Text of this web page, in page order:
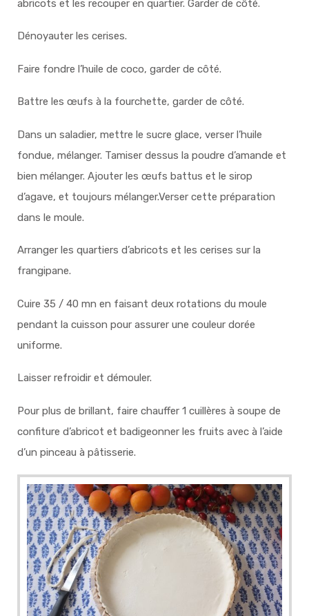
abricots et les recouper en quartier. Garder de côté.
Dénoyauter les cerises.
Faire fondre l’huile de coco, garder de côté.
Battre les œufs à la fourchette, garder de côté.
Dans un saladier, mettre le sucre glace, verser l’huile
fondue, mélanger. Tamiser dessus la poudre d’amande et
bien mélanger. Ajouter les œufs battus et le sirop
d’agave, et toujours mélanger.Verser cette préparation
dans le moule.
Arranger les quartiers d’abricots et les cerises sur la
frangipane.
Cuire 35 / 40 mn en faisant deux rotations du moule
pendant la cuisson pour assurer une couleur dorée
uniforme.
Laisser refroidir et démouler.
Pour plus de brillant, faire chauffer 1 cuillères à soupe de
confiture d’abricot et badigeonner les fruits avec à l’aide
d’un pinceau à pâtisserie.